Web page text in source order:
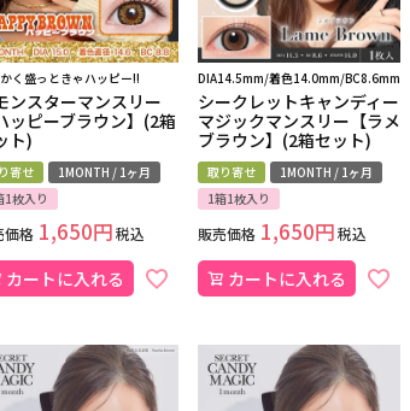
く盛っときゃハッピー!!
ンスターマンスリー
ッピーブラウン】(2箱
ト)
寄せ
1MONTH / 1ヶ月
1枚入り
価格 1,650 税込
カートに入れる
DIA14.5mm/着色14.0mm/BC8.6mm
シークレットキャンディー
マジックマンスリー【ラメ
ブラウン】(2箱セット)
取り寄せ
1MONTH / 1ヶ月
1箱1枚入り
販売価格 1,650 税込
カートに入れる